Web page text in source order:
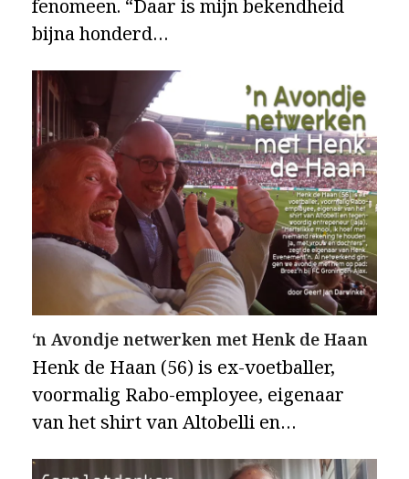
fenomeen. “Daar is mijn bekendheid
bijna honderd…
‘n Avondje netwerken met Henk de Haan
Henk de Haan (56) is ex-voetballer,
voormalig Rabo-employee, eigenaar
van het shirt van Altobelli en…